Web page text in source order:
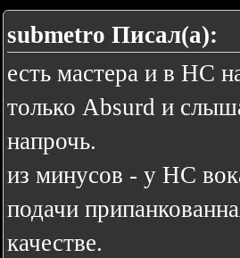
submetro Писал(а):
есть мастера и в НС
только Absurd и
напрочь.
из минусов - у НС
подачи
качестве.